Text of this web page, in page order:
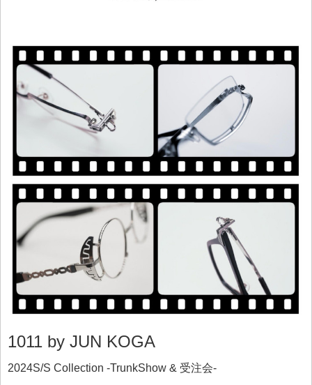
1011 by JUN KOGA
2024S/S Collection -TrunkShow & 受注会-